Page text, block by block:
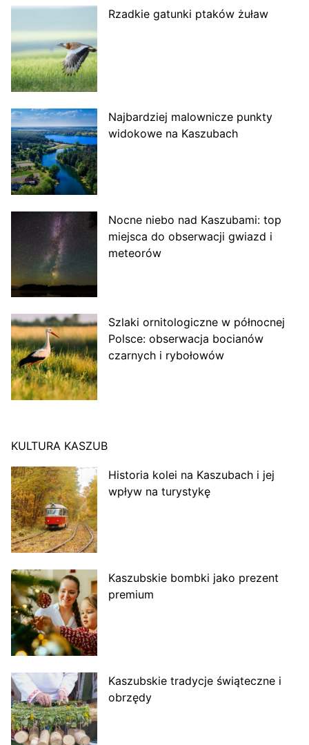
Rzadkie gatunki ptaków żuław
Najbardziej malownicze punkty
widokowe na Kaszubach
Nocne niebo nad Kaszubami: top
miejsca do obserwacji gwiazd i
meteorów
Szlaki ornitologiczne w północnej
Polsce: obserwacja bocianów
czarnych i rybołowów
KULTURA KASZUB
Historia kolei na Kaszubach i jej
wpływ na turystykę
Kaszubskie bombki jako prezent
premium
Kaszubskie tradycje świąteczne i
obrzędy